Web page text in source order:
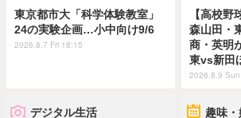
東京都市大「科学体験教室」
24の実験企画…小中向け9/6
2026.8.7 Fri 18:15
【高校
森山田・
商・英明
東vs新田
2026.8.9
デジタル生活 趣味・